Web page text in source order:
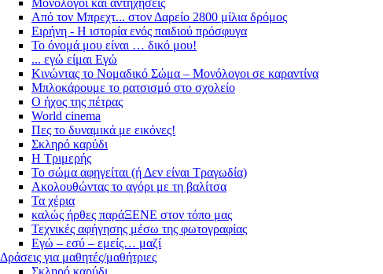
Μονόλογοι και αντηχήσεις
Από τον Μπρεχτ... στον Δαρείο 2800 μίλια δρόμος
Ειρήνη - Η ιστορία ενός παιδιού πρόσφυγα
Το όνομά μου είναι … δικό μου!
... εγώ είμαι Εγώ
Κινώντας το Νομαδικό Σώμα – Μονόλογοι σε καραντίνα
Μπλοκάρουμε το ρατσισμό στο σχολείο
Ο ήχος της πέτρας
World cinema
Πες το δυναμικά με εικόνες!
Σκληρό καρύδι
Η Τριμερής
Το σώμα αφηγείται (ή Δεν είναι Τραγωδία)
Ακολουθώντας το αγόρι με τη βαλίτσα
Τα χέρια
καλώς ήρθες παράΞΕΝΕ στον τόπο μας
Τεχνικές αφήγησης μέσω της φωτογραφίας
Εγώ – εσύ – εμείς… μαζί
Δράσεις για μαθητές/μαθήτριες
Σκληρό καρύδι